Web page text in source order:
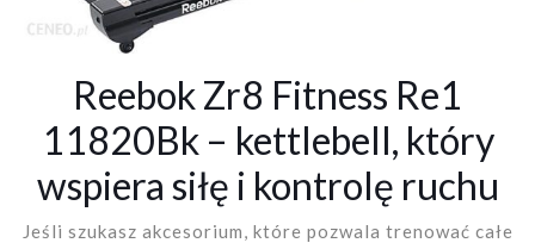
Reebok Zr8 Fitness Re1
11820Bk – kettlebell, który
wspiera siłę i kontrolę ruchu
Jeśli szukasz akcesorium, które pozwala trenować całe